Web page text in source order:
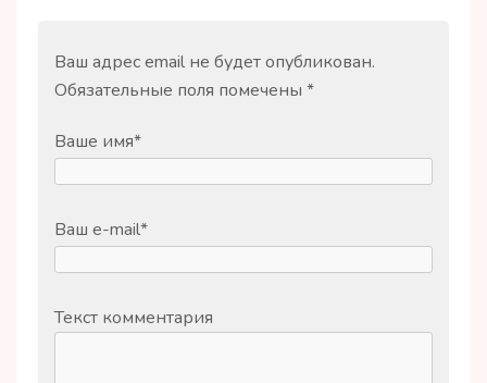
Ваш адрес email не будет опубликован.
Обязательные поля помечены *
Ваше имя*
Ваш e-mail*
Текст комментария